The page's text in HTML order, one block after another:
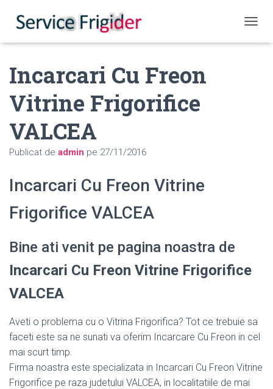
Incarcari Cu Freon
Vitrine Frigorifice
VALCEA
Publicat de admin pe 27/11/2016
Incarcari Cu Freon Vitrine
Frigorifice VALCEA
Bine ati venit pe pagina noastra de
Incarcari Cu Freon Vitrine Frigorifice
VALCEA
Aveti o problema cu o Vitrina Frigorifica? Tot ce trebuie sa
faceti este sa ne sunati va oferim Incarcare Cu Freon in cel
mai scurt timp.
Firma noastra este specializata in Incarcari Cu Freon Vitrine
Frigorifice pe raza judetului VALCEA, in localitatiile de mai